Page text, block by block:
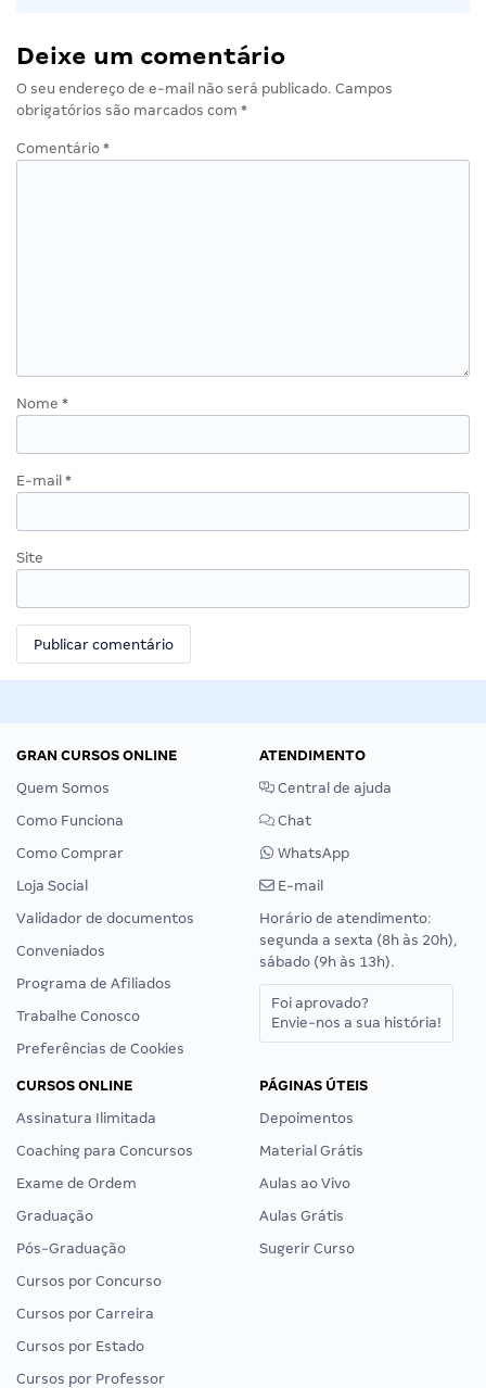
Deixe um comentário
O seu endereço de e-mail não será publicado. Campos
obrigatórios são marcados com *
Comentário *
Nome *
E-mail *
Site
GRAN CURSOS ONLINE
Quem Somos
Como Funciona
Como Comprar
Loja Social
Validador de documentos
Conveniados
Programa de Afiliados
Trabalhe Conosco
Preferências de Cookies
ATENDIMENTO
Central de ajuda
Chat
WhatsApp
E-mail
Horário de atendimento:
segunda a sexta (8h às 20h),
sábado (9h às 13h).
Foi aprovado?
Envie-nos a sua história!
CURSOS ONLINE
Assinatura Ilimitada
Coaching para Concursos
Exame de Ordem
Graduação
Pós-Graduação
Cursos por Concurso
Cursos por Carreira
Cursos por Estado
Cursos por Professor
PÁGINAS ÚTEIS
Depoimentos
Material Grátis
Aulas ao Vivo
Aulas Grátis
Sugerir Curso